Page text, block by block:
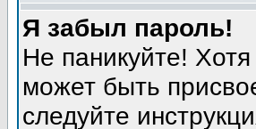
Я забыл пароль!
Не паникуйте!
может быть
следуйте